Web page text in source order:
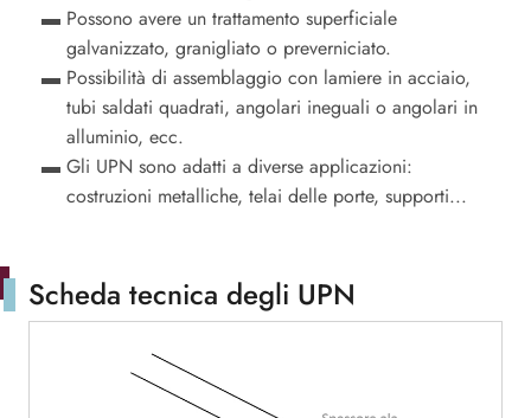
Possono avere un trattamento superficiale
galvanizzato, granigliato o preverniciato.
Possibilità di assemblaggio con lamiere in acciaio,
tubi saldati quadrati, angolari ineguali o angolari in
alluminio, ecc.
Gli UPN sono adatti a diverse applicazioni:
costruzioni metalliche, telai delle porte, supporti...
Scheda tecnica degli UPN